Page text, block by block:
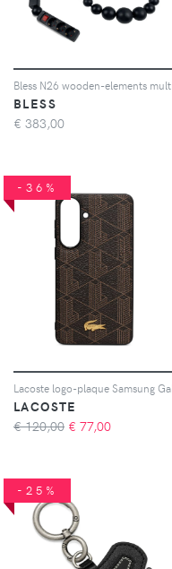
BLESS
€ 383,00
-36%
LACOSTE
€ 120,00 € 77,00
-25%